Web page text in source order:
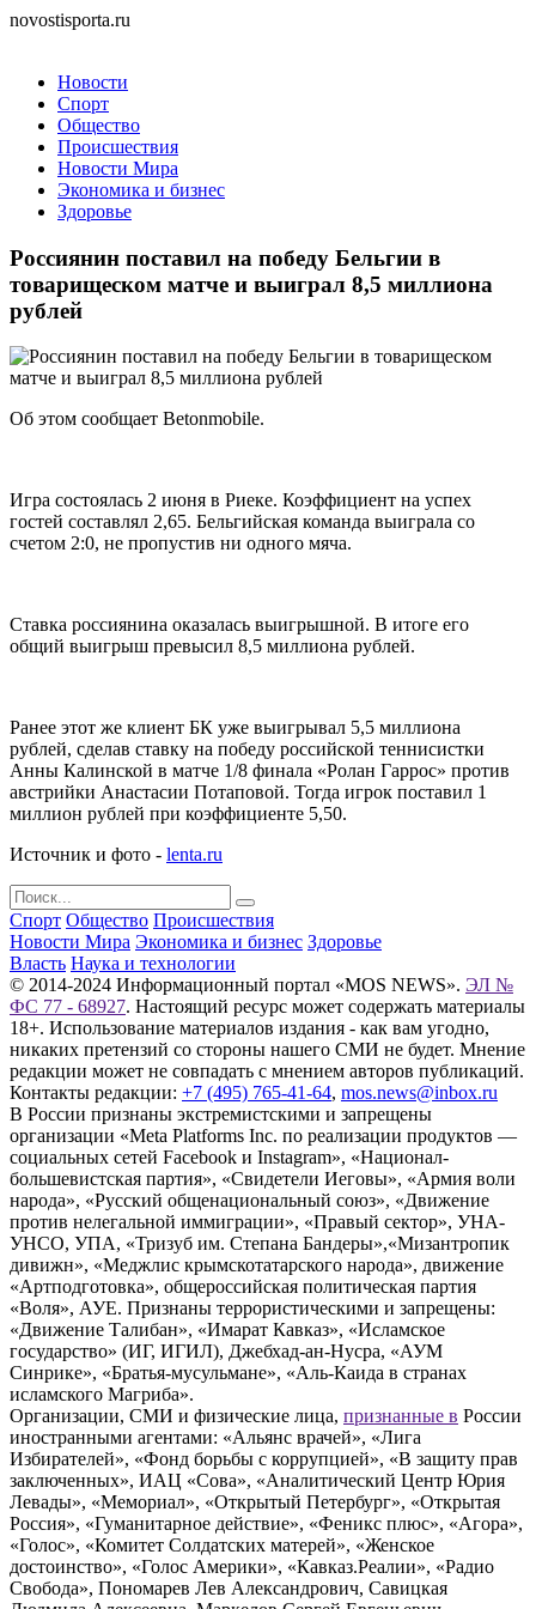
novostisporta.ru
Новости
Спорт
Общество
Происшествия
Новости Мира
Экономика и бизнес
Здоровье
Россиянин поставил на победу Бельгии в
товарищеском матче и выиграл 8,5 миллиона
рублей
Об этом сообщает Betonmobile.
Игра состоялась 2 июня в Риеке. Коэффициент на успех
гостей составлял 2,65. Бельгийская команда выиграла со
счетом 2:0, не пропустив ни одного мяча.
Ставка россиянина оказалась выигрышной. В итоге его
общий выигрыш превысил 8,5 миллиона рублей.
Ранее этот же клиент БК уже выигрывал 5,5 миллиона
рублей, сделав ставку на победу российской теннисистки
Анны Калинской в матче 1/8 финала «Ролан Гаррос» против
австрийки Анастасии Потаповой. Тогда игрок поставил 1
миллион рублей при коэффициенте 5,50.
Источник и фото - lenta.ru
Спорт Общество Происшествия
Новости Мира Экономика и бизнес Здоровье
Власть Наука и технологии
© 2014-2024 Информационный портал «MOS NEWS». ЭЛ №
ФС 77 - 68927. Настоящий ресурс может содержать материалы
18+. Использование материалов издания - как вам угодно,
никаких претензий со стороны нашего СМИ не будет. Мнение
редакции может не совпадать с мнением авторов публикаций.
Контакты редакции: +7 (495) 765-41-64, mos.news@inbox.ru
В России признаны экстремистскими и запрещены
организации «Meta Platforms Inc. по реализации продуктов —
социальных сетей Facebook и Instagram», «Национал-
большевистская партия», «Свидетели Иеговы», «Армия воли
народа», «Русский общенациональный союз», «Движение
против нелегальной иммиграции», «Правый сектор», УНА-
УНСО, УПА, «Тризуб им. Степана Бандеры»,«Мизантропик
дивижн», «Меджлис крымскотатарского народа», движение
«Артподготовка», общероссийская политическая партия
«Воля», АУЕ. Признаны террористическими и запрещены:
«Движение Талибан», «Имарат Кавказ», «Исламское
государство» (ИГ, ИГИЛ), Джебхад-ан-Нусра, «АУМ
Синрике», «Братья-мусульмане», «Аль-Каида в странах
исламского Магриба».
Организации, СМИ и физические лица, признанные в России
иностранными агентами: «Альянс врачей», «Лига
Избирателей», «Фонд борьбы с коррупцией», «В защиту прав
заключенных», ИАЦ «Сова», «Аналитический Центр Юрия
Левады», «Мемориал», «Открытый Петербург», «Открытая
Россия», «Гуманитарное действие», «Феникс плюс», «Агора»,
«Голос», «Комитет Солдатских матерей», «Женское
достоинство», «Голос Америки», «Кавказ.Реалии», «Радио
Свобода», Пономарев Лев Александрович, Савицкая